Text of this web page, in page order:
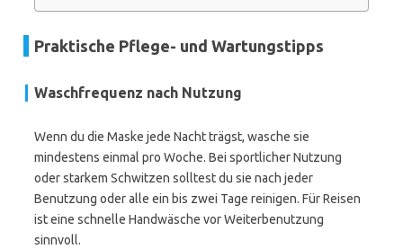
Praktische Pflege- und Wartungstipps
Waschfrequenz nach Nutzung
Wenn du die Maske jede Nacht trägst, wasche sie
mindestens einmal pro Woche. Bei sportlicher Nutzung
oder starkem Schwitzen solltest du sie nach jeder
Benutzung oder alle ein bis zwei Tage reinigen. Für Reisen
ist eine schnelle Handwäsche vor Weiterbenutzung
sinnvoll.